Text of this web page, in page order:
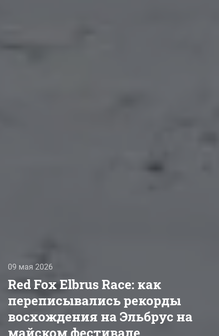
09 мая 2026
Red Fox Elbrus Race: как
переписывались рекорды
восхождения на Эльбрус на
майском фестивале